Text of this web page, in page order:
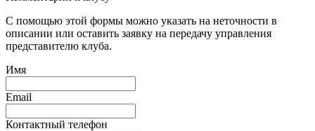
С помощью этой формы можно указать на неточности в
описании или оставить заявку на передачу управления
представителю клуба.
Имя
Email
Контактный телефон